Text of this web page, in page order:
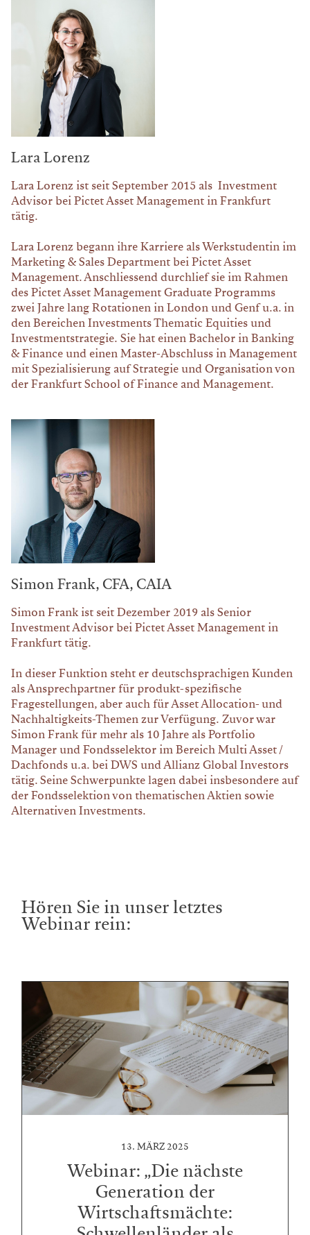
Lara Lorenz
Lara Lorenz ist seit September 2015 als Investment
Advisor bei Pictet Asset Management in Frankfurt
tätig.
Lara Lorenz begann ihre Karriere als Werkstudentin im
Marketing & Sales Department bei Pictet Asset
Management. Anschliessend durchlief sie im Rahmen
des Pictet Asset Management Graduate Programms
zwei Jahre lang Rotationen in London und Genf u.a. in
den Bereichen Investments Thematic Equities und
Investmentstrategie. Sie hat einen Bachelor in Banking
& Finance und einen Master-Abschluss in Management
mit Spezialisierung auf Strategie und Organisation von
der Frankfurt School of Finance and Management.
Simon Frank, CFA, CAIA
Simon Frank ist seit Dezember 2019 als Senior
Investment Advisor bei Pictet Asset Management in
Frankfurt tätig.
In dieser Funktion steht er deutschsprachigen Kunden
als Ansprechpartner für produkt-spezifische
Fragestellungen, aber auch für Asset Allocation- und
Nachhaltigkeits-Themen zur Verfügung. Zuvor war
Simon Frank für mehr als 10 Jahre als Portfolio
Manager und Fondsselektor im Bereich Multi Asset /
Dachfonds u.a. bei DWS und Allianz Global Investors
tätig. Seine Schwerpunkte lagen dabei insbesondere auf
der Fondsselektion von thematischen Aktien sowie
Alternativen Investments.
Hören Sie in unser letztes
Webinar rein:
13. MÄRZ 2025
Webinar: „Die nächste
Generation der
Wirtschaftsmächte: